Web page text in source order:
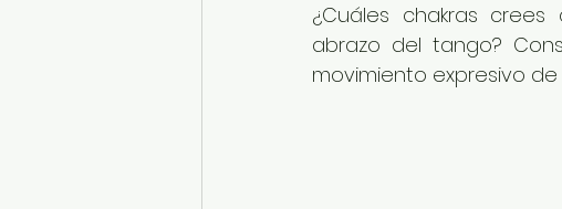
¿Cuáles chakras
abrazo del tango?
movimiento expresivo